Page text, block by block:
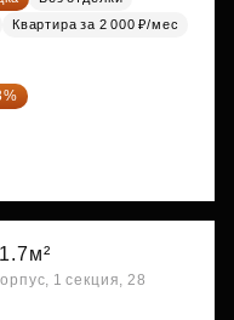
Квартира за 2 000 ₽/мес
1 секция, 28